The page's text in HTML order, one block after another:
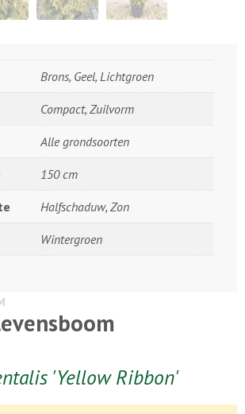
Brons, Geel, Lichtgroen
Compact, Zuilvorm
Alle grondsoorten
150 cm
Halfschaduw, Zon
Wintergroen
'Yellow Ribbon'